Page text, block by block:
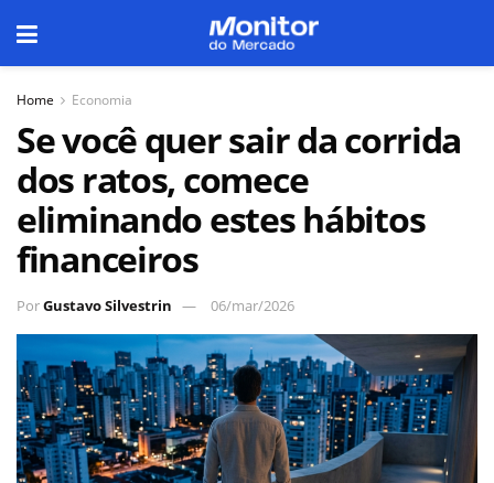
Home Economia
Se você quer sair da corrida
dos ratos, comece
eliminando estes hábitos
financeiros
PorGustavo Silvestrin 06/mar/2026